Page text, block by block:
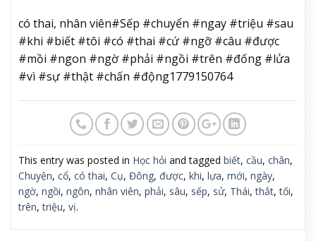
có thai, nhân viên#Sếp #chuyển #ngay #triệu #sau
#khi #biết #tôi #có #thai #cứ #ngỡ #câu #được
#mồi #ngon #ngờ #phải #ngồi #trên #đống #lửa
#vì #sự #thật #chấn #động1779150764
This entry was posted in Học hỏi and tagged biết, cầu, chân,
Chuyện, cổ, có thai, Cụ, Đông, được, khi, lựa, mới, ngày,
ngờ, ngồi, ngôn, nhân viên, phải, sâu, sếp, sử, Thái,thắt,tối,
trên,triệu, vị.